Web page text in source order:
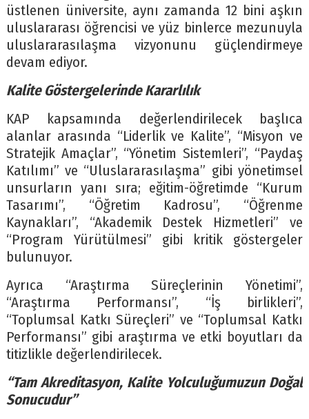
üstlenen üniversite, aynı zamanda 12 bini aşkın
uluslararası öğrencisi ve yüz binlerce mezunuyla
uluslararasılaşma vizyonunu güçlendirmeye
devam ediyor.
Kalite Göstergelerinde Kararlılık
KAP kapsamında değerlendirilecek başlıca
alanlar arasında “Liderlik ve Kalite”, “Misyon ve
Stratejik Amaçlar”, “Yönetim Sistemleri”, “Paydaş
Katılımı” ve “Uluslararasılaşma” gibi yönetimsel
unsurların yanı sıra; eğitim-öğretimde “Kurum
Tasarımı”, “Öğretim Kadrosu”, “Öğrenme
Kaynakları”, “Akademik Destek Hizmetleri” ve
“Program Yürütülmesi” gibi kritik göstergeler
bulunuyor.
Ayrıca “Araştırma Süreçlerinin Yönetimi”,
“Araştırma Performansı”, “İş birlikleri”,
“Toplumsal Katkı Süreçleri” ve “Toplumsal Katkı
Performansı” gibi araştırma ve etki boyutları da
titizlikle değerlendirilecek.
“Tam Akreditasyon, Kalite Yolculuğumuzun Doğal
Sonucudur”